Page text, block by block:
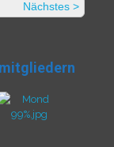
Nächstes >